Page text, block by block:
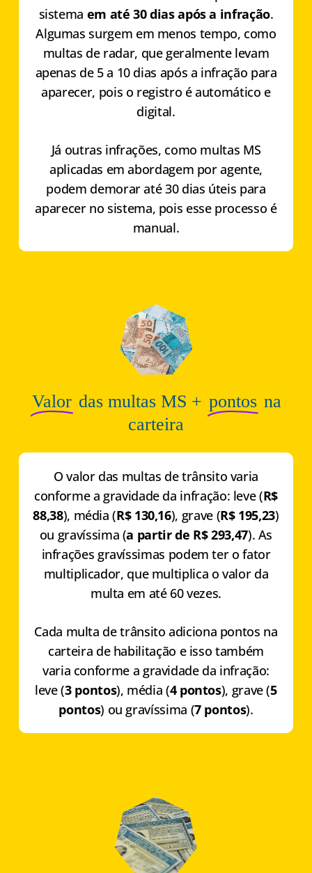
sistema em até 30 dias após a infração.
Algumas surgem em menos tempo, como
multas de radar, que geralmente levam
apenas de 5 a 10 dias após a infração para
aparecer, pois o registro é automático e
digital.
Já outras infrações, como multas MS
aplicadas em abordagem por agente,
podem demorar até 30 dias úteis para
aparecer no sistema, pois esse processo é
manual.
Valor das multas MS + pontos na
carteira
O valor das multas de trânsito varia
conforme a gravidade da infração: leve (R$
88,38), média (R$ 130,16), grave (R$ 195,23)
ou gravíssima (a partir de R$ 293,47). As
infrações gravíssimas podem ter o fator
multiplicador, que multiplica o valor da
multa em até 60 vezes.
Cada multa de trânsito adiciona pontos na
carteira de habilitação e isso também
varia conforme a gravidade da infração:
leve (3 pontos), média (4 pontos), grave (5
pontos) ou gravíssima (7 pontos).